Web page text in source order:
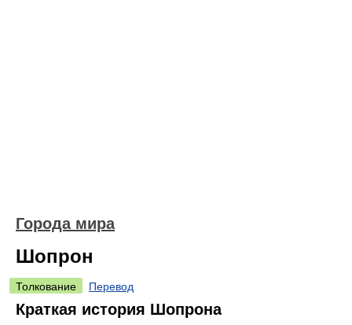
Города мира
Шопрон
Толкование Перевод
Краткая история Шопрона